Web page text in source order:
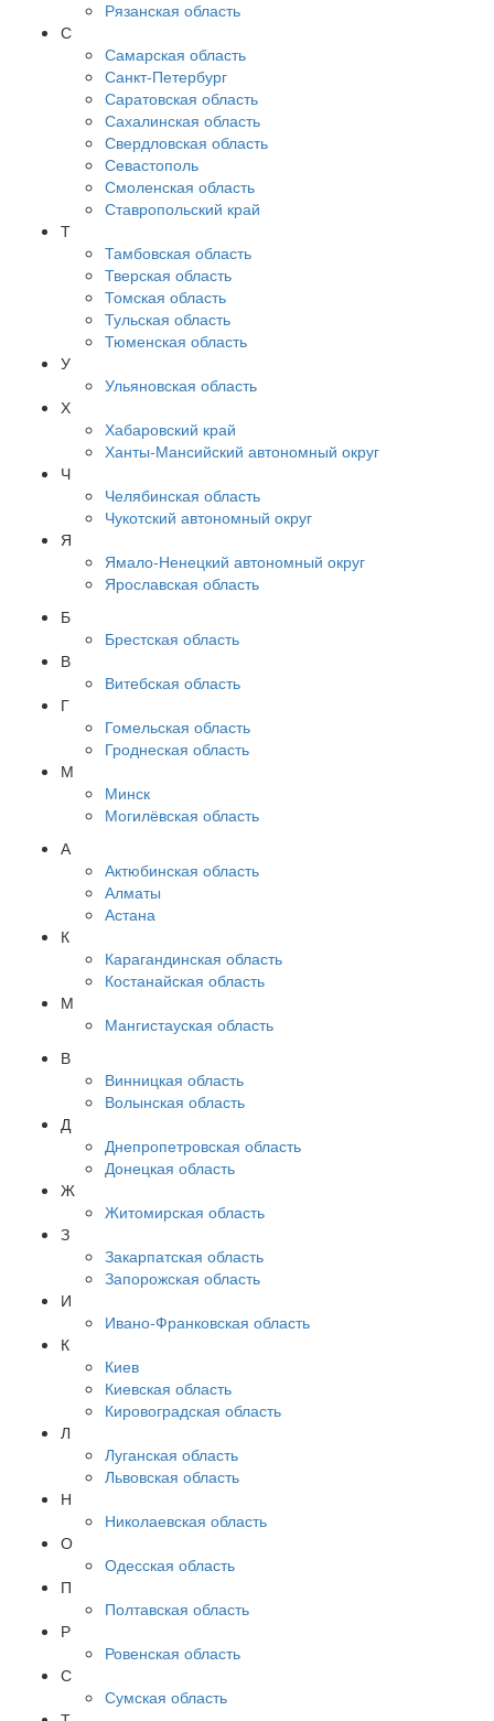
Рязанская область
С
Самарская область
Санкт-Петербург
Саратовская область
Сахалинская область
Свердловская область
Севастополь
Смоленская область
Ставропольский край
Т
Тамбовская область
Тверская область
Томская область
Тульская область
Тюменская область
У
Ульяновская область
Х
Хабаровский край
Ханты-Мансийский автономный округ
Ч
Челябинская область
Чукотский автономный округ
Я
Ямало-Ненецкий автономный округ
Ярославская область
Б
Брестская область
В
Витебская область
Г
Гомельская область
Гроднеская область
М
Минск
Могилёвская область
А
Актюбинская область
Алматы
Астана
К
Карагандинская область
Костанайская область
М
Мангистауская область
В
Винницкая область
Волынская область
Д
Днепропетровская область
Донецкая область
Ж
Житомирская область
З
Закарпатская область
Запорожская область
И
Ивано-Франковская область
К
Киев
Киевская область
Кировоградская область
Л
Луганская область
Львовская область
Н
Николаевская область
О
Одесская область
П
Полтавская область
Р
Ровенская область
С
Сумская область